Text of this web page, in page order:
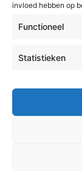
invloed hebben op
Functioneel
Statistieken
Maasgouw
Echt-Susteren
Roermond
Radio & TV